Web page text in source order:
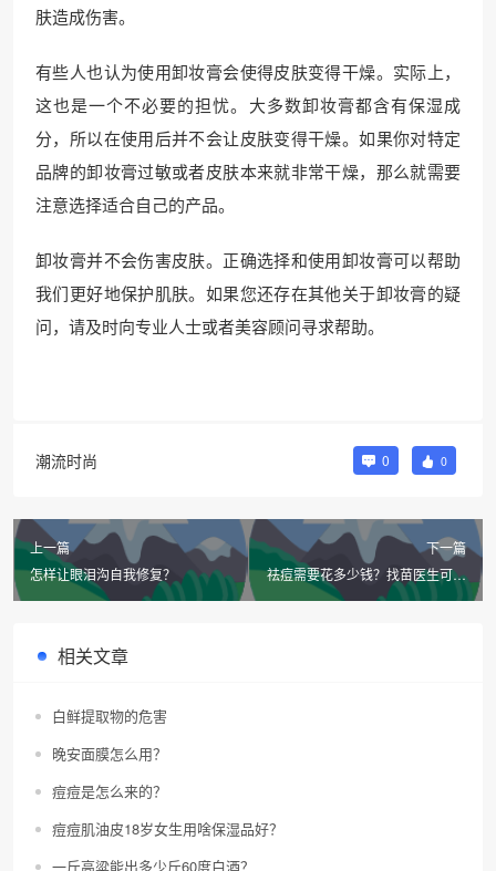
肤造成伤害。
有些人也认为使用卸妆膏会使得皮肤变得干燥。实际上，
这也是一个不必要的担忧。大多数卸妆膏都含有保湿成
分，所以在使用后并不会让皮肤变得干燥。如果你对特定
品牌的卸妆膏过敏或者皮肤本来就非常干燥，那么就需要
注意选择适合自己的产品。
卸妆膏并不会伤害皮肤。正确选择和使用卸妆膏可以帮助
我们更好地保护肌肤。如果您还存在其他关于卸妆膏的疑
问，请及时向专业人士或者美容顾问寻求帮助。
潮流时尚 0 0
上一篇
怎样让眼泪沟自我修复？
下一篇
祛痘需要花多少钱？找苗医生可以
吗？
相关文章
白鲜提取物的危害
晚安面膜怎么用？
痘痘是怎么来的？
痘痘肌油皮18岁女生用啥保湿品好？
一斤高粱能出多少斤60度白酒？